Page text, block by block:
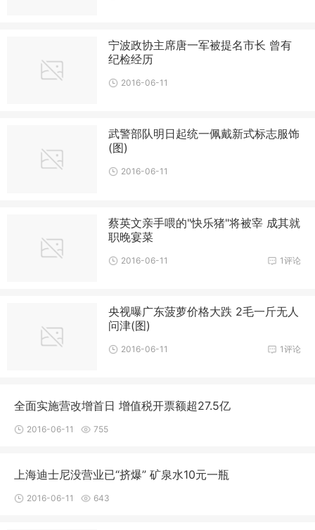
宁波政协主席唐一军被提名市长 曾有
纪检经历
2016-06-11
武警部队明日起统一佩戴新式标志服饰
(图)
2016-06-11
蔡英文亲手喂的"快乐猪"将被宰 成其就
职晚宴菜
1评论
2016-06-11
央视曝广东菠萝价格大跌 2毛一斤无人
问津(图)
1评论
2016-06-11
全面实施营改增首日 增值税开票额超27.5亿
2016-06-11 755
上海迪士尼没营业已“挤爆” 矿泉水10元一瓶
2016-06-11 643